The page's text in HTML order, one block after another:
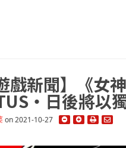
戲新聞】《女
・日後將以
on 2021-10-27